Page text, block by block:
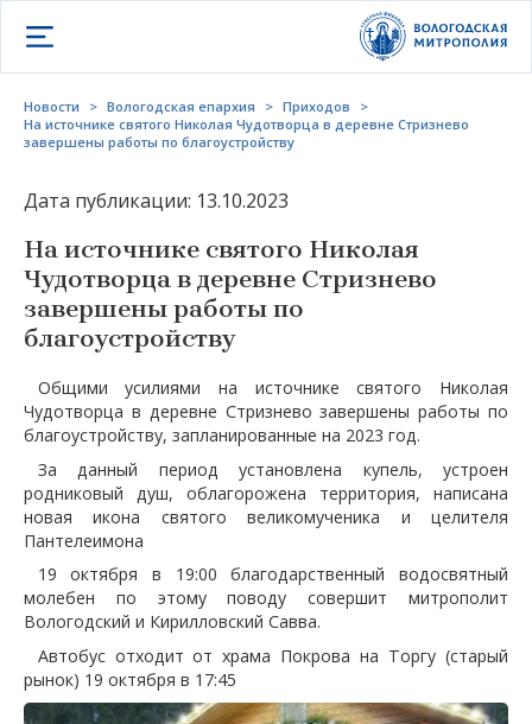
Открыть меню
Новости > Вологодская епархия > Приходов
>
На источнике святого Николая Чудотворца в деревне Стризнево
завершены работы по благоустройству
Дата публикации: 13.10.2023
На источнике святого Николая
Чудотворца в деревне Стризнево
завершены работы по
благоустройству
Общими усилиями на источнике святого Николая
Чудотворца в деревне Стризнево завершены работы по
благоустройству, запланированные на 2023 год.
За данный период установлена купель, устроен
родниковый душ, облагорожена территория, написана
новая икона святого великомученика и целителя
Пантелеимона
19 октября в 19:00 благодарственный водосвятный
молебен по этому поводу совершит митрополит
Вологодский и Кирилловский Савва.
Автобус отходит от храма Покрова на Торгу (старый
рынок) 19 октября в 17:45